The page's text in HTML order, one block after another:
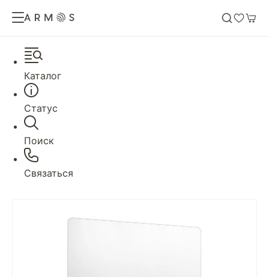
Каталог
Статус
Поиск
Связаться